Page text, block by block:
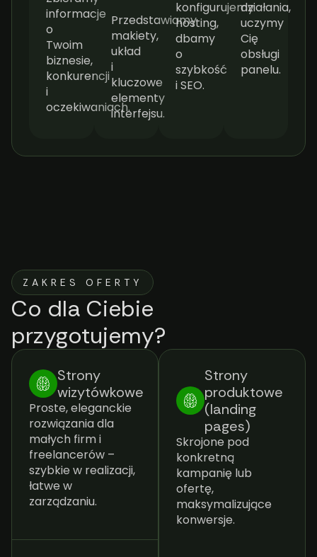
informacje
o
Twoim
biznesie,
konkurencji
i
oczekiwaniach.
Przedstawiamy
makiety,
układ
i
kluczowe
elementy
interfejsu.
konfigurujemy
hosting,
dbamy
o
szybkość
i SEO.
działania,
uczymy
Cię
obsługi
panelu.
ZAKRES OFERTY
Co dla Ciebie
przygotujemy?
Strony
wizytówkowe
Proste, eleganckie
rozwiązania dla
małych firm i
freelancerów –
szybkie w realizacji,
łatwe w
zarządzaniu.
Strony
produktowe
(landing
pages)
Skrojone pod
konkretną
kampanię lub
ofertę,
maksymalizujące
konwersje.